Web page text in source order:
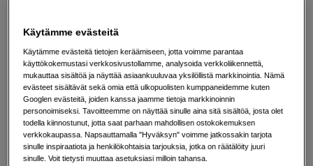
Kuin uusi
1 vuoden takuu
Valmistajan tuotekuva sivulla
Lisää tietoa
250 EUR
Käytämme evästeitä
Käytämme evästeitä tietojen keräämiseen, jotta voimme parantaa
käyttökokemustasi verkkosivustollamme, analysoida verkkoliikennettä,
mukauttaa sisältöä ja näyttää asiaankuuluvaa yksilöllistä markkinointia. Nämä
evästeet sisältävät sekä omia että ulkopuolisten kumppaneidemme kuten
Googlen evästeitä, joiden kanssa jaamme tietoja markkinoinnin
personoimiseksi. Tavoitteemme on näyttää sinulle aina sitä sisältöä, josta olet
todella kiinnostunut, jotta saat parhaan mahdollisen ostokokemuksen
verkkokaupassa. Napsauttamalla "Hyväksyn" voimme jatkossakin tarjota
sinulle inspiraatiota ja henkilökohtaisia tarjouksia, jotka on räätälöity juuri
sinulle. Voit tietysti muuttaa asetuksiasi milloin tahansa.